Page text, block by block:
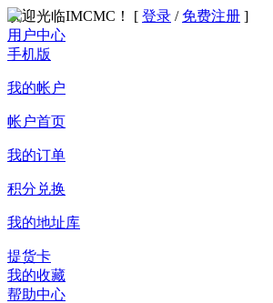
欢迎光临IMCMC！ [ 登录 / 免费注册 ]
用户中心
手机版
我的帐户
帐户首页
我的订单
积分兑换
我的地址库
提货卡
我的收藏
帮助中心